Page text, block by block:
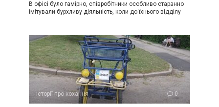
В офісі було гамірно, співробітники особливо старанно
імітували бурхливу діяльність, коли до їхнього відділу
Історії про кохання 0